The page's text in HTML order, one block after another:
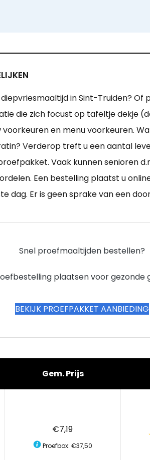
in Sint-Truiden?
die zich focust op tafeltje dekje
en menu voorkeuren.
Verderop treft u een aantal
Vaak kunnen senioren
Een bestelling plaatst u
dag. Er is geen sprake van een
Snel proefmaaltijden bestellen?
plaatsen voor gezonde
BEKIJK PROEFPAKKET AANBIEDING
Gem. Prijs
€7,19
Proefbox: €37,50